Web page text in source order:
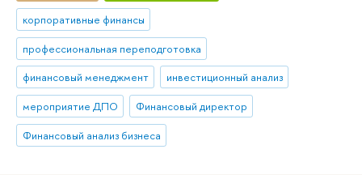
корпоративные финансы
профессиональная переподготовка
финансовый менеджмент
инвестиционный анализ
мероприятие ДПО
Финансовый директор
Финансовый анализ бизнеса